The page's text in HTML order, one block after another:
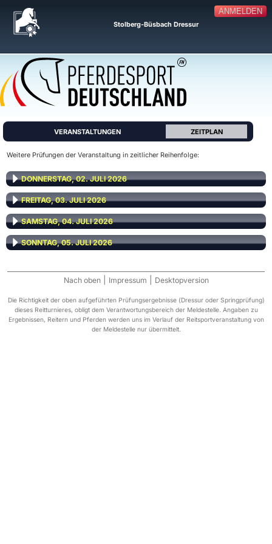
ANMELDEN
Stolberg-Büsbach Dressur
VERANSTALTUNGEN ZEITPLAN
Weitere Prüfungen der Veranstaltung in zeitlicher Reihenfolge:
DONNERSTAG, 02. JULI 2026
FREITAG, 03. JULI 2026
SAMSTAG, 04. JULI 2026
SONNTAG, 05. JULI 2026
Nach oben Impressum Desktopversion
Die Richtigkeit der oben aufgeführten Prüfungsergebnisse (Dressur oder Springprüfung)
dieses Reitturnieres, obligt dem Verantwortungsbereich der Meldestelle. Angaben zu
Ergebnissen, Reitern und Pferden werden uns im Verlauf der Reitsportveranstaltung von
der Meldestelle nur übermittelt.